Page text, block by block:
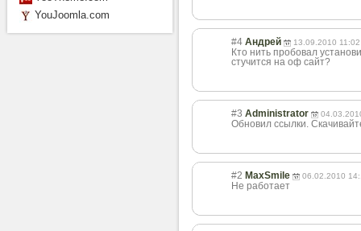
#4 Андрей 13.09.2010 11:02
Кто нить пробовал
стучится на оф сайт?
#3 Administrator
Обновил ссылки.
#2 MaxSmile 06.02.2010
Не работает
YouJoomla.com